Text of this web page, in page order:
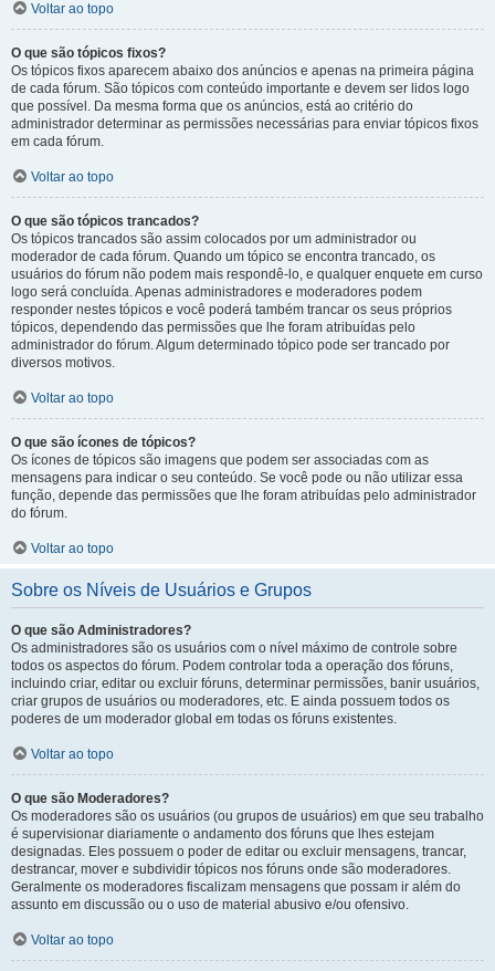
Voltar ao topo
O que são tópicos fixos?
Os tópicos fixos aparecem abaixo dos anúncios e apenas na primeira página
de cada fórum. São tópicos com conteúdo importante e devem ser lidos logo
que possível. Da mesma forma que os anúncios, está ao critério do
administrador determinar as permissões necessárias para enviar tópicos fixos
em cada fórum.
Voltar ao topo
O que são tópicos trancados?
Os tópicos trancados são assim colocados por um administrador ou
moderador de cada fórum. Quando um tópico se encontra trancado, os
usuários do fórum não podem mais respondê-lo, e qualquer enquete em curso
logo será concluída. Apenas administradores e moderadores podem
responder nestes tópicos e você poderá também trancar os seus próprios
tópicos, dependendo das permissões que lhe foram atribuídas pelo
administrador do fórum. Algum determinado tópico pode ser trancado por
diversos motivos.
Voltar ao topo
O que são ícones de tópicos?
Os ícones de tópicos são imagens que podem ser associadas com as
mensagens para indicar o seu conteúdo. Se você pode ou não utilizar essa
função, depende das permissões que lhe foram atribuídas pelo administrador
do fórum.
Voltar ao topo
Sobre os Níveis de Usuários e Grupos
O que são Administradores?
Os administradores são os usuários com o nível máximo de controle sobre
todos os aspectos do fórum. Podem controlar toda a operação dos fóruns,
incluindo criar, editar ou excluir fóruns, determinar permissões, banir usuários,
criar grupos de usuários ou moderadores, etc. E ainda possuem todos os
poderes de um moderador global em todas os fóruns existentes.
Voltar ao topo
O que são Moderadores?
Os moderadores são os usuários (ou grupos de usuários) em que seu trabalho
é supervisionar diariamente o andamento dos fóruns que lhes estejam
designadas. Eles possuem o poder de editar ou excluir mensagens, trancar,
destrancar, mover e subdividir tópicos nos fóruns onde são moderadores.
Geralmente os moderadores fiscalizam mensagens que possam ir além do
assunto em discussão ou o uso de material abusivo e/ou ofensivo.
Voltar ao topo